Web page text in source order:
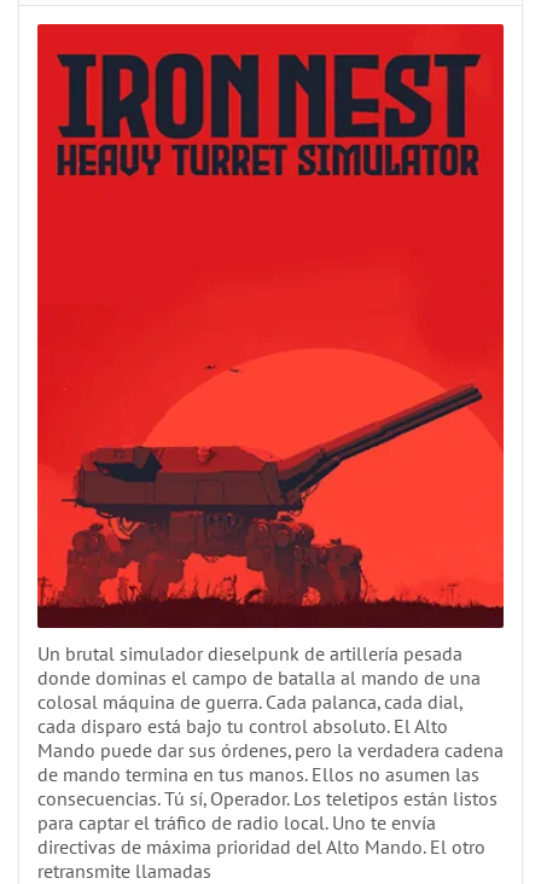
Un brutal simulador dieselpunk de artillería pesada
donde dominas el campo de batalla al mando de una
colosal máquina de guerra. Cada palanca, cada dial,
cada disparo está bajo tu control absoluto. El Alto
Mando puede dar sus órdenes, pero la verdadera cadena
de mando termina en tus manos. Ellos no asumen las
consecuencias. Tú sí, Operador. Los teletipos están listos
para captar el tráfico de radio local. Uno te envía
directivas de máxima prioridad del Alto Mando. El otro
retransmite llamadas